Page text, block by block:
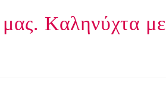
Καληνύχτα με